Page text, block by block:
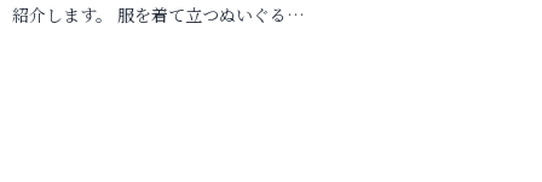
紹介します。 服を着て立つぬいぐる…